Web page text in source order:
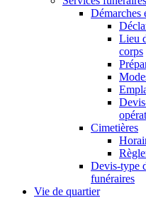
Démarches
Lieu
corps
Cimetières
Devis-type
funéraires
Vie de quartier